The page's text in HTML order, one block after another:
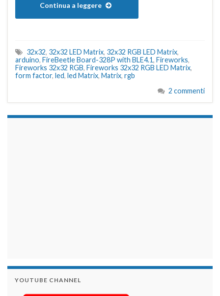
Continua a leggere
32x32, 32x32 LED Matrix, 32x32 RGB LED Matrix,
arduino, FireBeetle Board-328P with BLE4.1, Fireworks,
Fireworks 32x32 RGB, Fireworks 32x32 RGB LED Matrix,
form factor, led, led Matrix, Matrix, rgb
2 commenti
YOUTUBE CHANNEL